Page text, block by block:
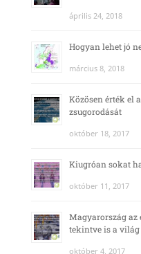
április 24, 2018
Hogyan lehet jó
március 8, 2018
Közösen érték el
zsugorodását
október 18, 2017
Kiugróan sokat
október 11, 2017
Magyarország az
tekintve is a
október 4, 2017